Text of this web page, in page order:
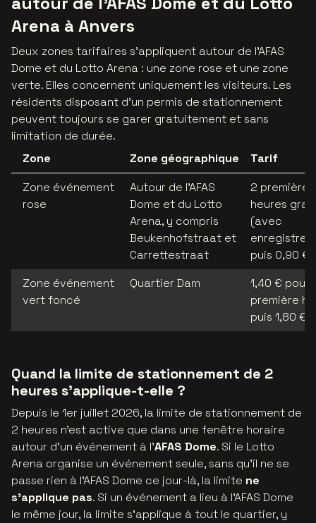
Arena à Anvers
Deux zones tarifaires s’appliquent autour de l’AFAS
Dome et du Lotto Arena : une zone rose et une zone
verte. Elles concernent uniquement les visiteurs. Les
résidents disposant d’un permis de stationnement
peuvent toujours se garer gratuitement et sans
limitation de durée.
Zone
Zone géographique
Tarif
Zone événement
rose
Autour de l’AFAS
Dome et du Lotto
Arena, y compris
Beukenhofstraat et
Carrettestraat
2 premières
heures
(avec
puis 0,90
Zone événement
vert foncé
Quartier Dam
1,40 € pour
première
puis 1,80 €/
Quand la limite de stationnement de 2
heures s'applique-t-elle ?
Depuis le 1er juillet 2026, la limite de stationnement de
2 heures n'est active que dans une fenêtre horaire
autour d'un événement à l'AFAS Dome. Si le Lotto
Arena organise un événement seule, sans qu'il ne se
passe rien à l'AFAS Dome ce jour-là, la limite ne
s'applique pas. Si un événement a lieu à l'AFAS Dome
le même jour, la limite s'applique à tout le quartier, y